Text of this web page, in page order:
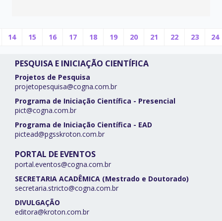
14 15 16 17 18 19 20 21 22 23 24
PESQUISA E INICIAÇÃO CIENTÍFICA
Projetos de Pesquisa
projetopesquisa@cogna.com.br
Programa de Iniciação Científica - Presencial
pict@cogna.com.br
Programa de Iniciação Científica - EAD
pictead@pgsskroton.com.br
PORTAL DE EVENTOS
portal.eventos@cogna.com.br
SECRETARIA ACADÊMICA (Mestrado e Doutorado)
secretaria.stricto@cogna.com.br
DIVULGAÇÃO
editora@kroton.com.br